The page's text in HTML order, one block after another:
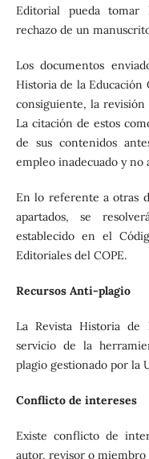
Editorial pueda
rechazo de un
Los documentos
Historia de la Educación
consiguiente, la revisión
La citación de estos
de sus contenidos
empleo inadecuado y no
En lo referente a otras
apartados, se
establecido en el
Editoriales del COPE.
Recursos Anti-plagio
La Revista Historia de
servicio de la
plagio gestionado por la
Conflicto de intereses
Existe conflicto de
autor, revisor o